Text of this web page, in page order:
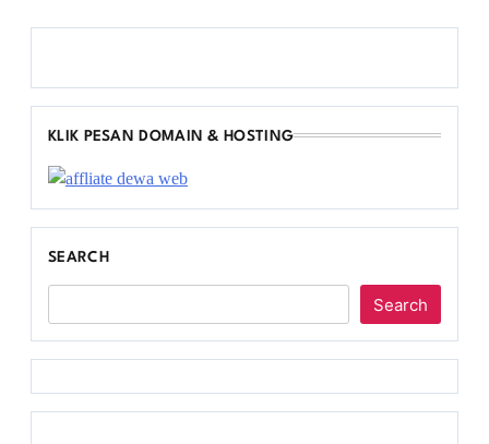
KLIK PESAN DOMAIN & HOSTING
SEARCH
Search